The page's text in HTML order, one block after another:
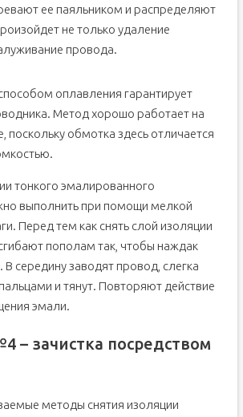
ее паяльником и распределяют
не только удаление
провода.
оплавления гарантирует
Метод хорошо работает на
поскольку обмотка здесь отличается
тонкого эмалированного
выполнить при помощи мелкой
Перед тем как снять слой изоляции
пополам так, чтобы наждак
В середину заводят провод, слегка
и тянут. Повторяют действие
эмали.
– зачистка посредством
методы снятия изоляции